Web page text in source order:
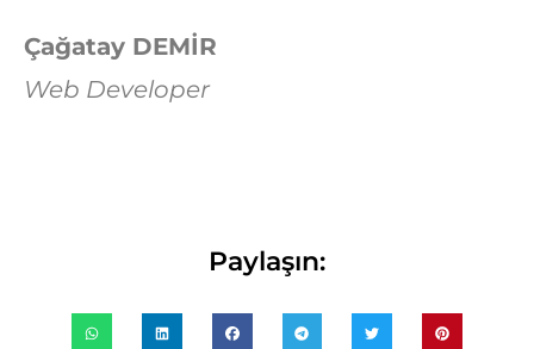
Çağatay DEMİR
Web Developer
Paylaşın: